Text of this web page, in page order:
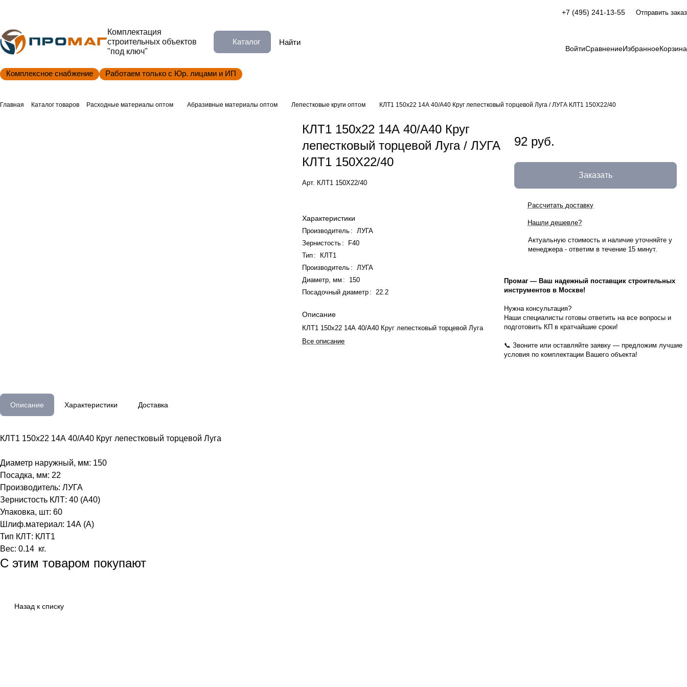
+7 (495) 241-13-55 Отправить заказ
Комплектация
строительных объектов
"под ключ"
Каталог
ВойтиСравнениеИзбранноеКорзина
Комплексное снабжение Работаем только с Юр. лицами и ИП
Главная Каталог товаров Расходные материалы оптом Абразивные материалы оптом Лепестковые круги оптом КЛТ1 150х22 14А 40/А40 Круг лепестковый торцевой Луга / ЛУГА КЛТ1 150Х22/40
КЛТ1 150х22 14А 40/А40 Круг
лепестковый торцевой Луга / ЛУГА
КЛТ1 150Х22/40
Арт. КЛТ1 150Х22/40
Характеристики
Производитель :
ЛУГА
Зернистость :
F40
Тип :
КЛТ1
Производитель :
ЛУГА
Диаметр, мм :
150
Посадочный диаметр : 22.2
Описание
КЛТ1 150х22 14А 40/А40 Круг лепестковый торцевой Луга
Все описание
92 руб.
Заказать
Рассчитать доставку
Нашли дешевле?
Актуальную стоимость и наличие уточняйте у
менеджера - ответим в течение 15 минут.
Промаг — Ваш надежный поставщик строительных
инструментов в Москве!
Нужна консультация?
Наши специалисты готовы ответить на все вопросы и
подготовить КП в кратчайшие сроки!
📞 Звоните или оставляйте заявку — предложим лучшие
условия по комплектации Вашего объекта!
Описание Характеристики Доставка
КЛТ1 150х22 14А 40/А40 Круг лепестковый торцевой Луга
Диаметр наружный, мм: 150
Посадка, мм: 22
Производитель: ЛУГА
Зернистость КЛТ: 40 (А40)
Упаковка, шт: 60
Шлиф.материал: 14А (А)
Тип КЛТ: КЛТ1
Вес: 0.14 кг.
С этим товаром покупают
Назад к списку